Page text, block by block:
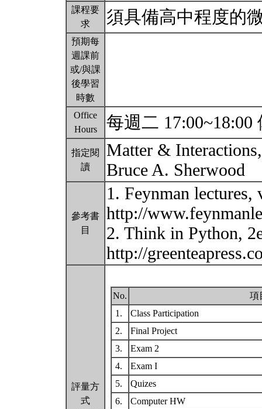
課程要
求
須具備高中程度的
預期每
週課前
或/與課
後學習
時數
Office
Hours
每週二
指定閱
讀
Matter &
Bruce A. Sherwood
參考書
目
1. Feynman lectures,
http://
2. Think in Python,
http://
評量方
式
No.
項
1.
Class Participation
2.
Final Project
3.
Exam 2
4.
Exam I
5.
Quizes
6.
Computer HW